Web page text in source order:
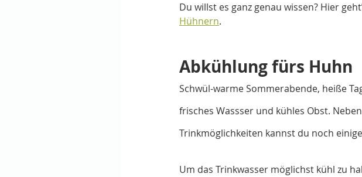
Du willst es ganz genau wissen? Hier
Hühnern.
Abkühlung fürs Huhn
Schwül-warme Sommerabende, heiße
frisches Wassser und kühles Obst.
Trinkmöglichkeiten kannst du noch
Um das Trinkwasser möglichst kühl zu